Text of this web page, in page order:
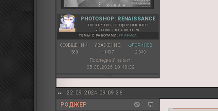
PHOTOSHOP: RENAISSANCE
творчество, которое открыто
абсолютно для всех
ТЕМЫ С РАБОТАМИ: ГРАФИКА
СООБЩЕНИЙ:
560
УВАЖЕНИЕ:
+1437
ФЛОРИНОВ:
2 840
Последний визит:
05.08.2026 10:48:39
22.09.2024 09:09:36
РОДЖЕР